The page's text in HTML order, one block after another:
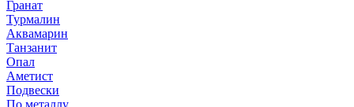
Гранат
Турмалин
Аквамарин
Танзанит
Опал
Аметист
Подвески
По металлу